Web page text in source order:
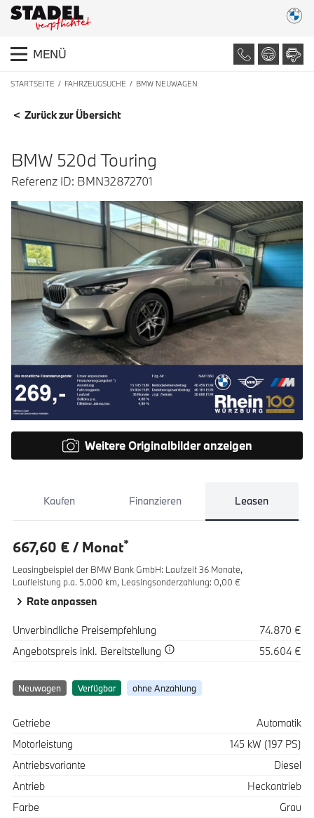
MENÜ
STARTSEITE FAHRZEUGSUCHE BMW NEUWAGEN
FAHRZEUGDETAILS
< Zurück zur Übersicht
BMW 520d Touring
Referenz ID: BMN32872701
Weitere Originalbilder anzeigen
Kaufen Finanzieren Leasen
667,60 € / Monat*
Leasingbeispiel der BMW Bank GmbH: Laufzeit 36 Monate,
Laufleistung p.a. 5.000 km, Leasingsonderzahlung: 0,00 €
Rate anpassen
SpezifikationWert
Unverbindliche Preisempfehlung
74.870 €
Spezifikation Wert
Angebotspreis inkl. Bereitstellung 55.604 €
Neuwagen Verfügbar ohne Anzahlung
Spezifikation
Getriebe
Automatik
Motorleistung
145 kW (197 PS)
Antriebsvariante
Diesel
Antrieb
Heckantrieb
Farbe
Grau